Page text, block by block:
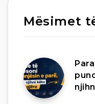
Mësimet